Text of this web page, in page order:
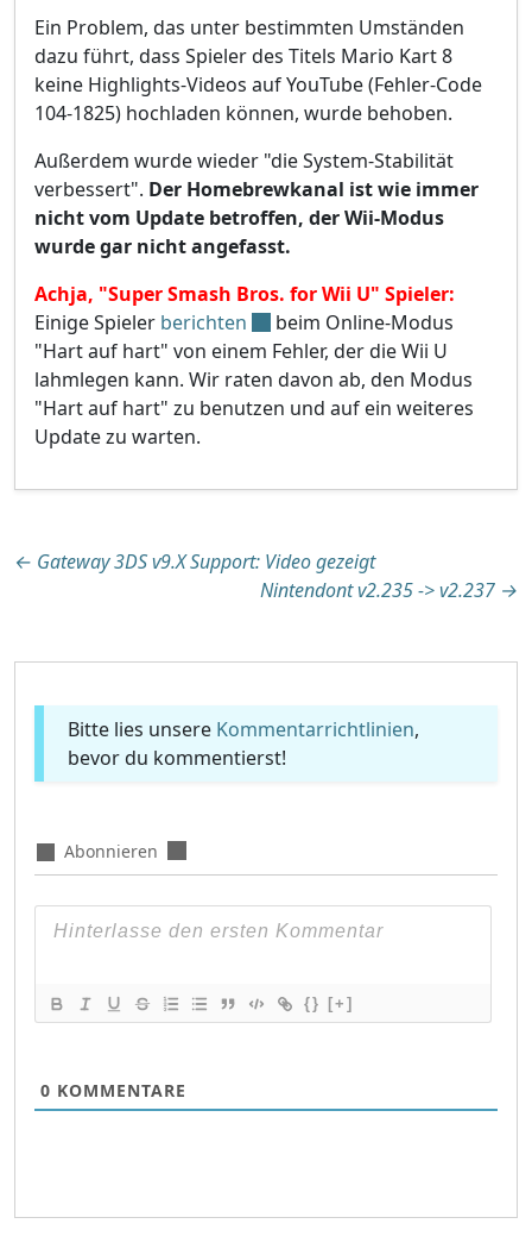
Ein Problem, das unter bestimmten Umständen
dazu führt, dass Spieler des Titels Mario Kart 8
keine Highlights-Videos auf YouTube (Fehler-Code
104-1825) hochladen können, wurde behoben.
Außerdem wurde wieder "die System-Stabilität
verbessert". Der Homebrewkanal ist wie immer
nicht vom Update betroffen, der Wii-Modus
wurde gar nicht angefasst.
Achja, "Super Smash Bros. for Wii U" Spieler:
Einige Spieler berichten
beim Online-Modus
"Hart auf hart" von einem Fehler, der die Wii U
lahmlegen kann. Wir raten davon ab, den Modus
"Hart auf hart" zu benutzen und auf ein weiteres
Update zu warten.
Beitragsnavigation
← Gateway 3DS v9.X Support: Video gezeigt
Nintendont v2.235 -> v2.237 →
Bitte lies unsere Kommentarrichtlinien,
bevor du kommentierst!
Abonnieren
{} [+]
0 KOMMENTARE